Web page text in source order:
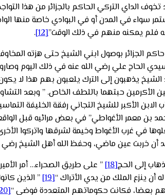
الداي التركي الحاكم بالجزائر من هذا
سواء في المدن أو في البوادي خاصة
فلم يمكنه منهم في ذلك الوقت”[12]
.
حاكم الجزائر بوصول ابني الشيخ حتى هزته
الحاج علي رضي الله عنه في ذلك اليوم
يذهبون إلى الترك يلعبون بهم هذا لا يكون
الأكرمين حبتهما باللطف الخاص. ” وبعد
الابن الأكبر للشيخ التجاني رفقة الخليفة
بن معمر الأغواطي” في بعض مرائيه قبل
في غرب الأغواط وخيمة لشرقها واتركوا
أن خربت عين ماضي، وحفظ الله أهل الشيخ رضي
إلى الحج[18]
” على طريق الصحراء… أمر
أن ينزع الملك من يدي الأتراك “[19]
” الذين
بعضا، فكانت حكوماتهم المتعددة فوضى “[20]